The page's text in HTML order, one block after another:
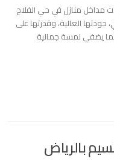
منازل في حي الفلاح
العالية، وقدرتها على
يضفي لمسة جمالية
بالرياض